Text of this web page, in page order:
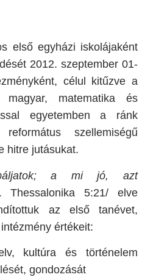
első egyházi iskolájaként
2012. szeptember 01-
célul kitűzve a
magyar, matematika és
egyetemben a ránk
szellemiségű
hitre jutásukat.
a mi jó, azt
5:21/ elve
az első tanévet,
értékeit:
kultúra és történelem
gondozását